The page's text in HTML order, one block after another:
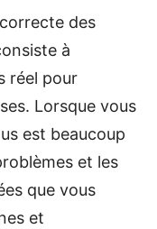
des
à
réel pour
Lorsque vous
est beaucoup
et les
que vous
et